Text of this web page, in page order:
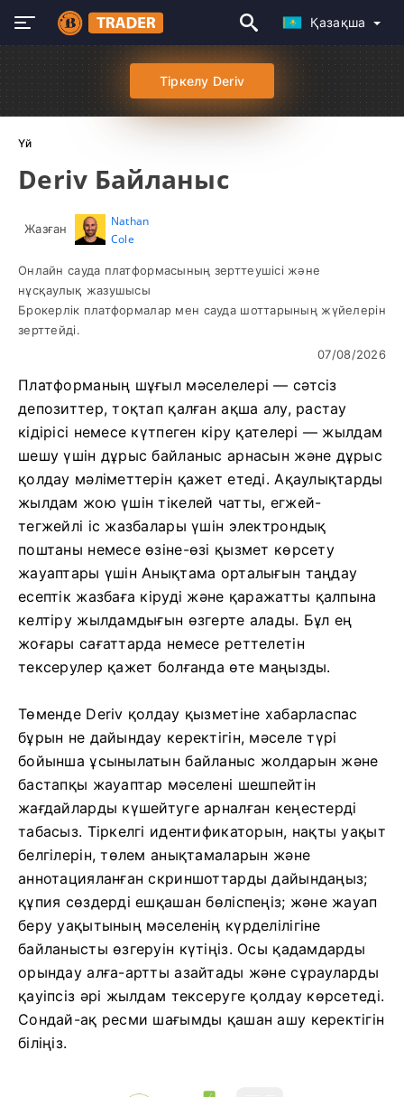
Қазақша
Тіркелу Deriv
Үй
Deriv Байланыс
Жазған
Nathan
Cole
Онлайн сауда платформасының зерттеушісі және
нұсқаулық жазушысы
Брокерлік платформалар мен сауда шоттарының жүйелерін
зерттейді.
07/08/2026
Платформаның шұғыл мәселелері — сәтсіз
депозиттер, тоқтап қалған ақша алу, растау
кідірісі немесе күтпеген кіру қателері — жылдам
шешу үшін дұрыс байланыс арнасын және дұрыс
қолдау мәліметтерін қажет етеді. Ақаулықтарды
жылдам жою үшін тікелей чатты, егжей-
тегжейлі іс жазбалары үшін электрондық
поштаны немесе өзіне-өзі қызмет көрсету
жауаптары үшін Анықтама орталығын таңдау
есептік жазбаға кіруді және қаражатты қалпына
келтіру жылдамдығын өзгерте алады. Бұл ең
жоғары сағаттарда немесе реттелетін
тексерулер қажет болғанда өте маңызды.
Төменде Deriv қолдау қызметіне хабарласпас
бұрын не дайындау керектігін, мәселе түрі
бойынша ұсынылатын байланыс жолдарын және
бастапқы жауаптар мәселені шешпейтін
жағдайларды күшейтуге арналған кеңестерді
табасыз. Тіркелгі идентификаторын, нақты уақыт
белгілерін, төлем анықтамаларын және
аннотацияланған скриншоттарды дайындаңыз;
құпия сөздерді ешқашан бөліспеңіз; және жауап
беру уақытының мәселенің күрделілігіне
байланысты өзгеруін күтіңіз. Осы қадамдарды
орындау алға-артты азайтады және сұрауларды
қауіпсіз әрі жылдам тексеруге қолдау көрсетеді.
Сондай-ақ ресми шағымды қашан ашу керектігін
біліңіз.